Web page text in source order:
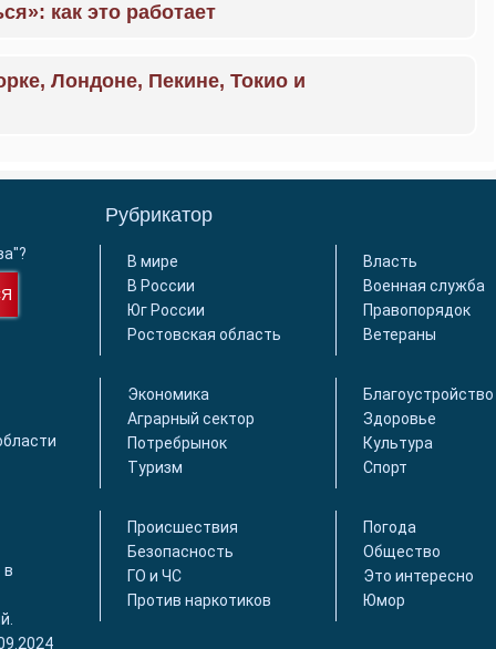
как это работает
Лондоне, Пекине, Токио и
в
Рубрикатор
В мире
В России
Юг России
Ростовская область
Власть
Военная служба
Правопорядок
Ветераны
Экономика
Аграрный сектор
Потребрынок
Туризм
Благоустройство
Здоровье
Культура
Спорт
Происшествия
Безопасность
ГО и ЧС
Против наркотиков
Погода
Общество
Это интересно
Юмор